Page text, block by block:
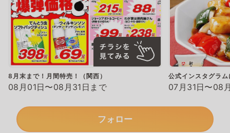
8月末まで！月間特売！（関西）
08月01日〜08月31日まで
公式インスタグラ
07月31日〜08
フォロー